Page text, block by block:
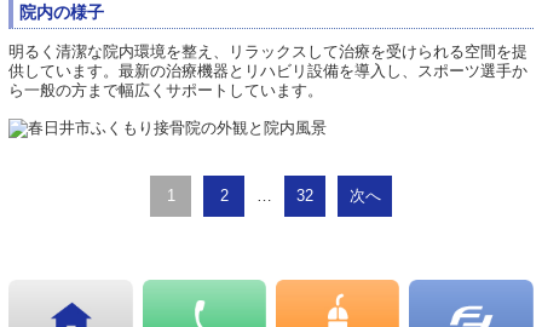
院内の様子
明るく清潔な院内環境を整え、リラックスして治療を受けられる空間を提
供しています。最新の治療機器とリハビリ設備を導入し、スポーツ選手か
ら一般の方まで幅広くサポートしています。
1 2 32 次へ